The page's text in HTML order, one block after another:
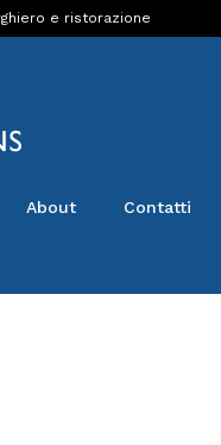
e ristorazione
About Contatti